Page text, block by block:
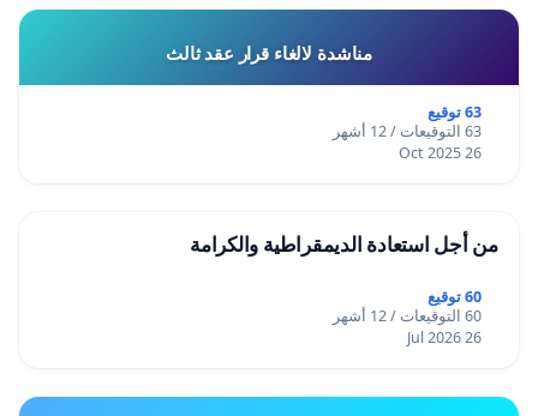
مناشدة لالغاء قرار عقد ثالث
63 توقيع
63 التوقيعات / 12 أشهر
26 Oct 2025
من أجل استعادة الديمقراطية والكرامة
60 توقيع
60 التوقيعات / 12 أشهر
26 Jul 2026